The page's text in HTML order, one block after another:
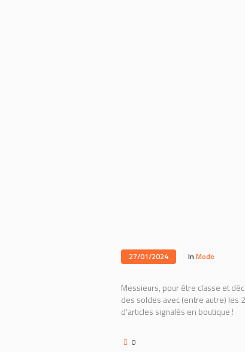
27/01/2024 In Mode
Messieurs, pour être classe et
des soldes avec (entre autre) les
d’articles signalés en boutique !
0